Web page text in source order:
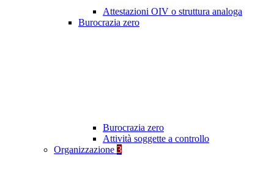
Attestazioni OIV o struttura analoga
Burocrazia zero
Burocrazia zero
Attività soggette a controllo
Organizzazione 3